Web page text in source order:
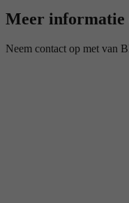
Meer informatie
Neem contact op met van